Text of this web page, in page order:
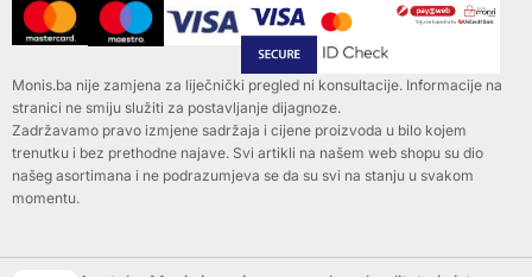
Monis.ba nije zamjena za liječnički pregled ni konsultacije. Informacije na
stranici ne smiju služiti za postavljanje dijagnoze.
Zadržavamo pravo izmjene sadržaja i cijene proizvoda u bilo kojem
trenutku i bez prethodne najave. Svi artikli na našem web shopu su dio
našeg asortimana i ne podrazumjeva se da su svi na stanju u svakom
momentu.